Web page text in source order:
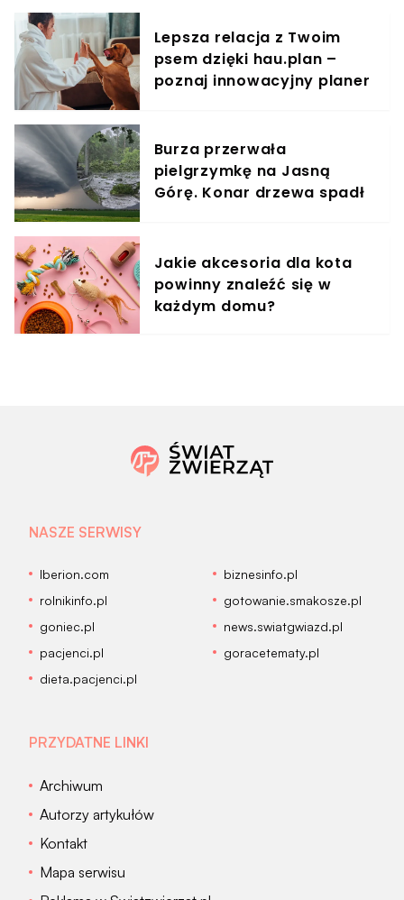
Lepsza relacja z Twoim
psem dzięki hau.plan –
poznaj innowacyjny planer
Burza przerwała
pielgrzymkę na Jasną
Górę. Konar drzewa spadł
Jakie akcesoria dla kota
powinny znaleźć się w
każdym domu?
NASZE SERWISY
Iberion.com
biznesinfo.pl
rolnikinfo.pl
gotowanie.smakosze.pl
goniec.pl
news.swiatgwiazd.pl
pacjenci.pl
goracetematy.pl
dieta.pacjenci.pl
PRZYDATNE LINKI
Archiwum
Autorzy artykułów
Kontakt
Mapa serwisu